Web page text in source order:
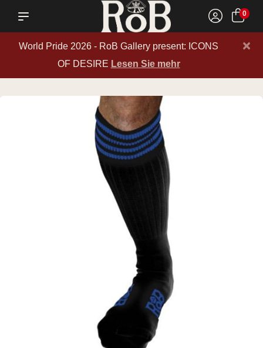
0
World Pride 2026 - RoB Gallery present: ICONS
OF DESIRE Lesen Sie mehr
×